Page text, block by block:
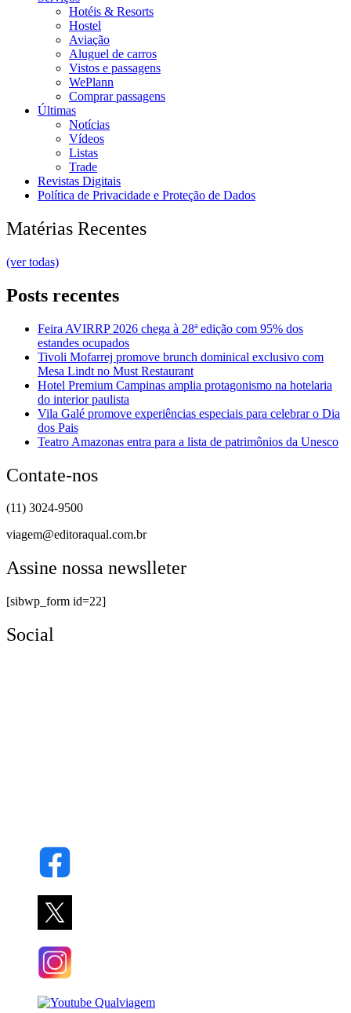
Hotéis & Resorts
Hostel
Aviação
Aluguel de carros
Vistos e passagens
WePlann
Comprar passagens
Últimas
Notícias
Vídeos
Listas
Trade
Revistas Digitais
Política de Privacidade e Proteção de Dados
Matérias Recentes
(ver todas)
Posts recentes
Feira AVIRRP 2026 chega à 28ª edição com 95% dos
estandes ocupados
Tivoli Mofarrej promove brunch dominical exclusivo com
Mesa Lindt no Must Restaurant
Hotel Premium Campinas amplia protagonismo na hotelaria
do interior paulista
Vila Galé promove experiências especiais para celebrar o Dia
dos Pais
Teatro Amazonas entra para a lista de patrimônios da Unesco
Contate-nos
(11) 3024-9500
viagem@editoraqual.com.br
Assine nossa newslleter
[sibwp_form id=22]
Social